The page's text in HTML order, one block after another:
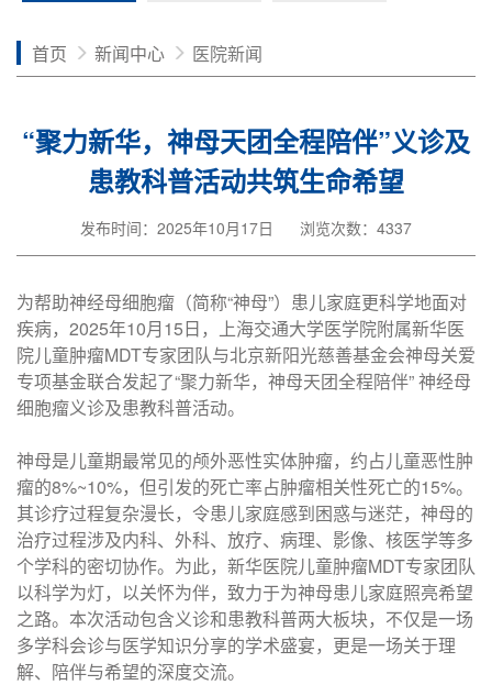
首页 新闻中心 医院新闻
“聚力新华，神母天团全程陪伴”义诊及
患教科普活动共筑生命希望
发布时间：2025年10月17日 浏览次数：4337
为帮助神经母细胞瘤（简称“神母”）患儿家庭更科学地面对
疾病，2025年10月15日，上海交通大学医学院附属新华医
院儿童肿瘤MDT专家团队与北京新阳光慈善基金会神母关爱
专项基金联合发起了“聚力新华，神母天团全程陪伴” 神经母
细胞瘤义诊及患教科普活动。
神母是儿童期最常见的颅外恶性实体肿瘤，约占儿童恶性肿
瘤的8%~10%，但引发的死亡率占肿瘤相关性死亡的15%。
其诊疗过程复杂漫长，令患儿家庭感到困惑与迷茫，神母的
治疗过程涉及内科、外科、放疗、病理、影像、核医学等多
个学科的密切协作。为此，新华医院儿童肿瘤MDT专家团队
以科学为灯，以关怀为伴，致力于为神母患儿家庭照亮希望
之路。本次活动包含义诊和患教科普两大板块，不仅是一场
多学科会诊与医学知识分享的学术盛宴，更是一场关于理
解、陪伴与希望的深度交流。